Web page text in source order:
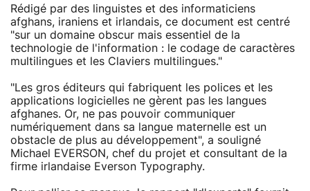
Rédigé par des linguistes et des informaticiens
afghans, iraniens et irlandais, ce document est centré
"sur un domaine obscur mais essentiel de la
technologie de l'information : le codage de caractères
multilingues et les Claviers multilingues."
"Les gros éditeurs qui fabriquent les polices et les
applications logicielles ne gèrent pas les langues
afghanes. Or, ne pas pouvoir communiquer
numériquement dans sa langue maternelle est un
obstacle de plus au développement", a souligné
Michael EVERSON, chef du projet et consultant de la
firme irlandaise Everson Typography.